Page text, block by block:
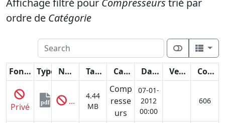
ordre de Catégorie
Fonctions Type Nom Taille Catégorie Date Version Compteur
Privé pdf ...
4.44
MB
Comp
resse
urs
07-01-
2012
00:00
606